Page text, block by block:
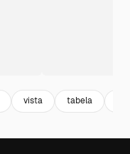
vista tabela